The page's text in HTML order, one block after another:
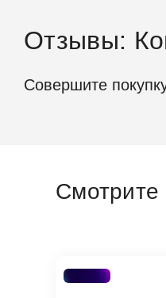
Отзывы:
Совершите
Смотрите